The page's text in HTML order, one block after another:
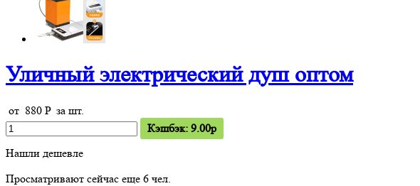
Уличный электрический душ оптом
от 880 Pза шт.
Кэшбэк: 9.00p
Нашли дешевле
Просматривают сейчас еще 6 чел.